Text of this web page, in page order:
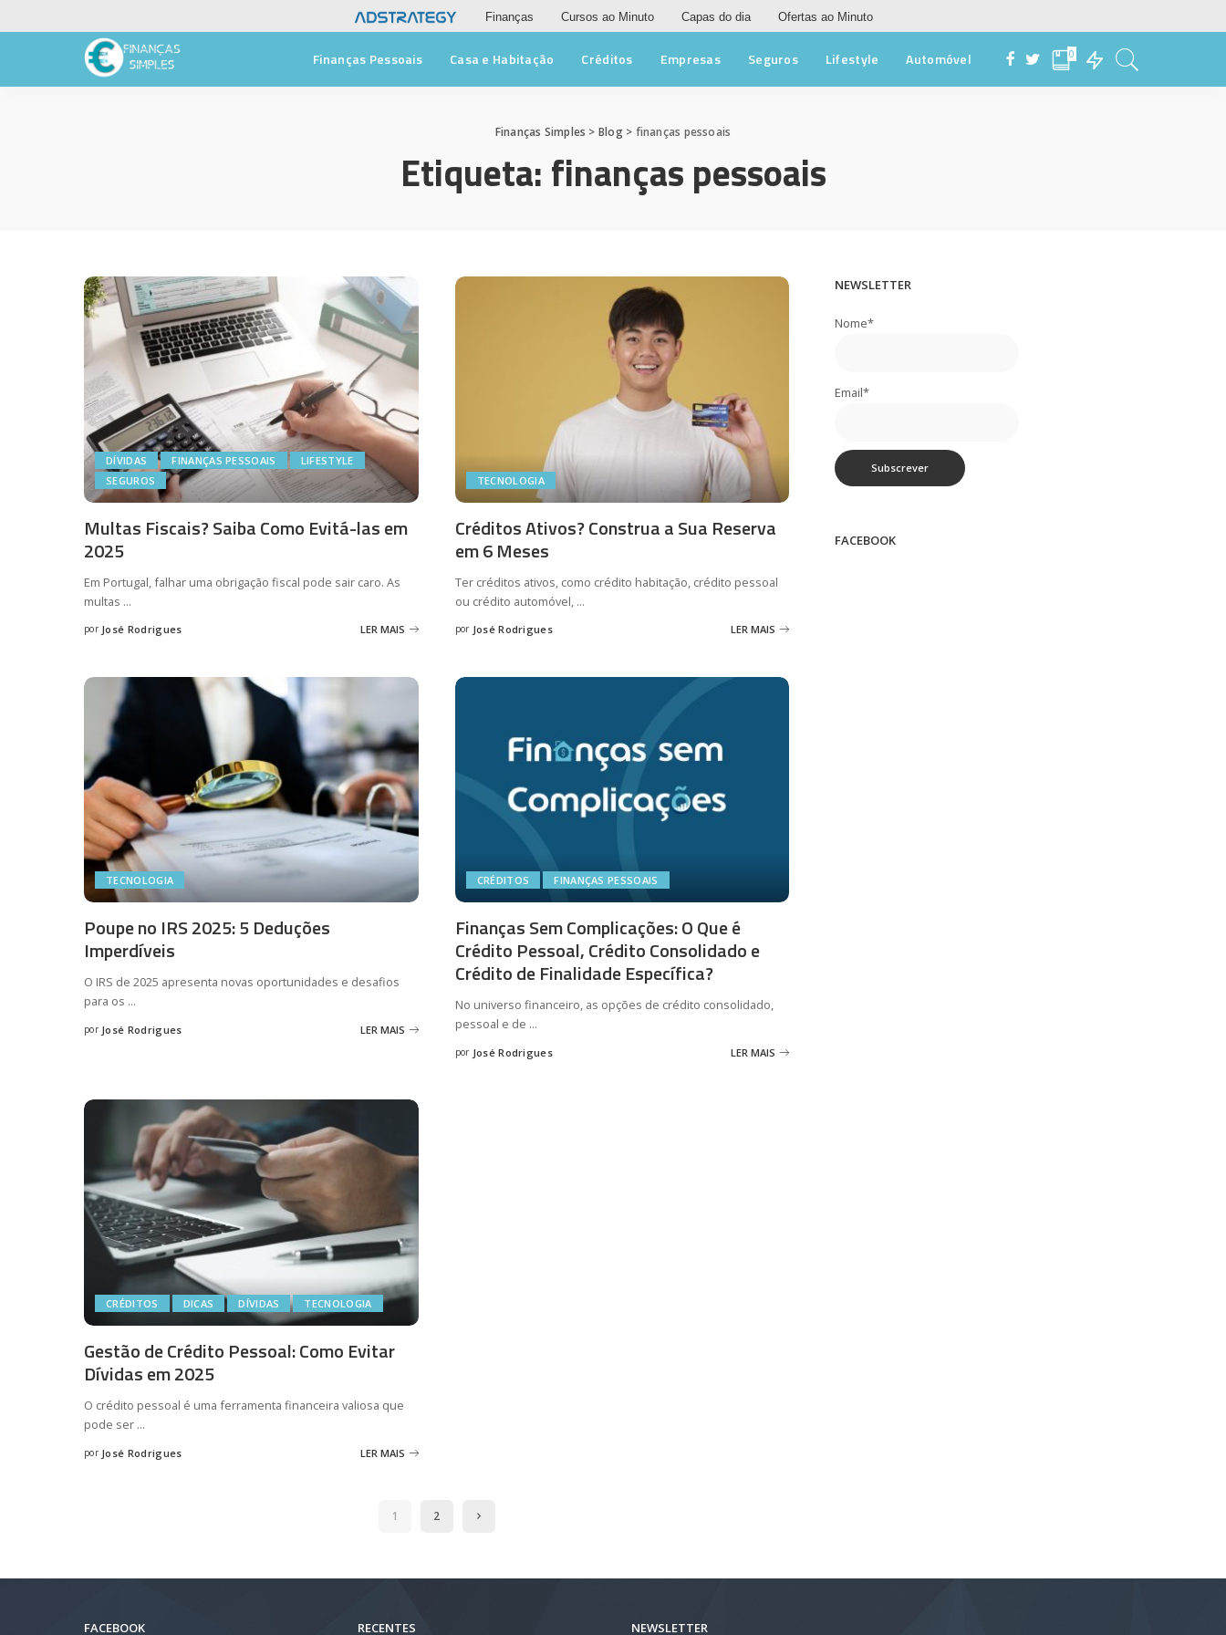
Finanças Cursos ao Minuto Capas do dia Ofertas ao Minuto
Finanças Pessoais Casa e Habitação Créditos Empresas Seguros Lifestyle Automóvel 0
Finanças Simples > Blog> finanças pessoais
Etiqueta:finanças pessoais
DÍVIDAS FINANÇAS PESSOAIS
LIFESTYLE
SEGUROS
Multas Fiscais? Saiba Como Evitá-las em
2025
Em Portugal, falhar uma obrigação fiscal pode sair caro. As
multas ...
Posted
por José Rodrigues LER MAIS
TECNOLOGIA
Créditos Ativos? Construa a Sua Reserva
em 6 Meses
Ter créditos ativos, como crédito habitação, crédito pessoal
ou crédito automóvel, ...
Posted
por José Rodrigues LER MAIS
TECNOLOGIA
Poupe no IRS 2025: 5 Deduções
Imperdíveis
O IRS de 2025 apresenta novas oportunidades e desafios
para os ...
Posted
por José Rodrigues LER MAIS
CRÉDITOS FINANÇAS PESSOAIS
Finanças Sem Complicações: O Que é
Crédito Pessoal, Crédito Consolidado e
Crédito de Finalidade Específica?
No universo financeiro, as opções de crédito consolidado,
pessoal e de ...
Posted
por José Rodrigues LER MAIS
CRÉDITOS DICAS DÍVIDAS TECNOLOGIA
Gestão de Crédito Pessoal: Como Evitar
Dívidas em 2025
O crédito pessoal é uma ferramenta financeira valiosa que
pode ser ...
Posted
por José Rodrigues LER MAIS
1 2
NEWSLETTER
Nome*
Email*
FACEBOOK
FACEBOOK RECENTES NEWSLETTER